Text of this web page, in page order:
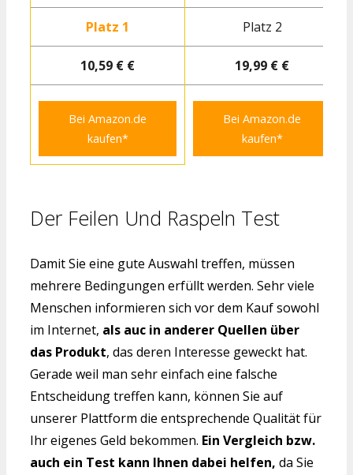
Platz 1 Platz 2
10,59 € € 19,99 € €
Bei Amazon.de
kaufen*
Bei Amazon.de
kaufen*
Der Feilen Und Raspeln Test
Damit Sie eine gute Auswahl treffen, müssen
mehrere Bedingungen erfüllt werden. Sehr viele
Menschen informieren sich vor dem Kauf sowohl
im Internet, als auc in anderer Quellen über
das Produkt, das deren Interesse geweckt hat.
Gerade weil man sehr einfach eine falsche
Entscheidung treffen kann, können Sie auf
unserer Plattform die entsprechende Qualität für
Ihr eigenes Geld bekommen. Ein Vergleich bzw.
auch ein Test kann Ihnen dabei helfen, da Sie